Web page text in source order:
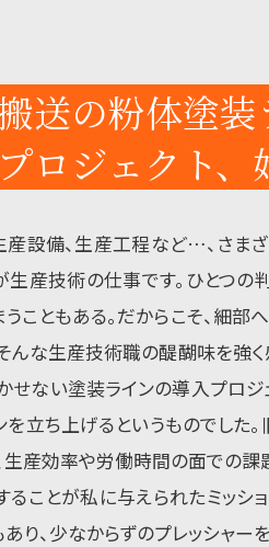
送の粉体塗装
ロジェクト、
産設備、生産工程など…、さま
生産技術の仕事です。ひとつ
うこともある。だからこそ、細
そんな生産技術職の醍醐味を強
せない塗装ラインの導入プロジ
を立ち上げるというものでした
生産効率や労働時間の面での課
ることが私に与えられたミッ
あり、少なからずのプレッシャー